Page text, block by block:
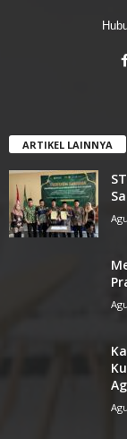
ARTIKEL LAINNYA